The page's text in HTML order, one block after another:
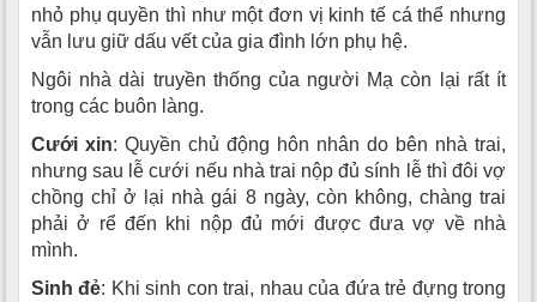
nhỏ phụ quyền thì như một đơn vị kinh tế cá thể nhưng
vẫn lưu giữ dấu vết của gia đình lớn phụ hệ.
Ngôi nhà dài truyền thống của người Mạ còn lại rất ít
trong các buôn làng.
Cưới xin: Quyền chủ động hôn nhân do bên nhà trai,
nhưng sau lễ cưới nếu nhà trai nộp đủ sính lễ thì đôi vợ
chồng chỉ ở lại nhà gái 8 ngày, còn không, chàng trai
phải ở rể đến khi nộp đủ mới được đưa vợ về nhà
mình.
Sinh đẻ: Khi sinh con trai, nhau của đứa trẻ đựng trong